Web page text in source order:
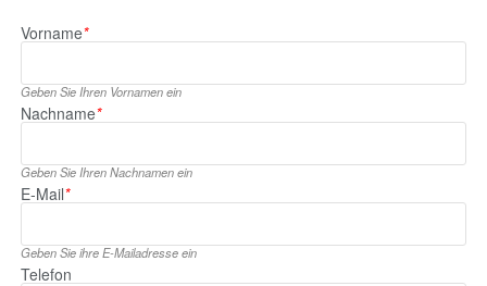
Vorname*
Geben Sie Ihren Vornamen ein
Nachname*
Geben Sie Ihren Nachnamen ein
E‑Mail*
Geben Sie ihre E‑Mailadresse ein
Telefon